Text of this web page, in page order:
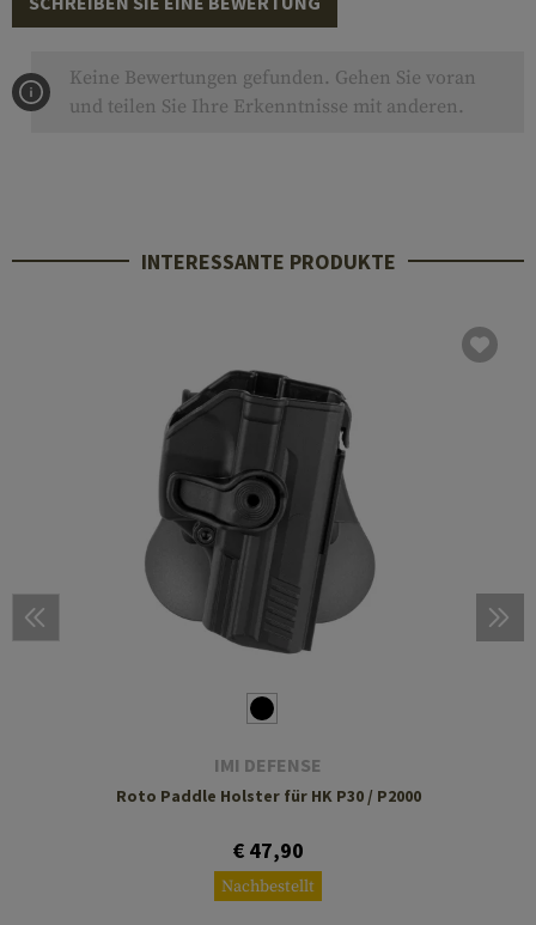
Keine Bewertungen gefunden. Gehen Sie voran
und teilen Sie Ihre Erkenntnisse mit anderen.
INTERESSANTE PRODUKTE
IMI DEFENSE
Roto Paddle Holster für HK P30 / P2000
€ 47,90
Nachbestellt